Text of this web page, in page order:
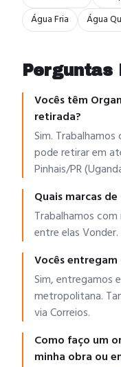
Água Fria
Água
Perguntas
Vocês têm
retirada?
Sim.
pode retirar em
Pinhais/PR
Quais marcas
Trabalhamos
entre elas Vonder.
Vocês
Sim, entregamos
metropolitana.
via Correios.
Como faço um
minha obra ou